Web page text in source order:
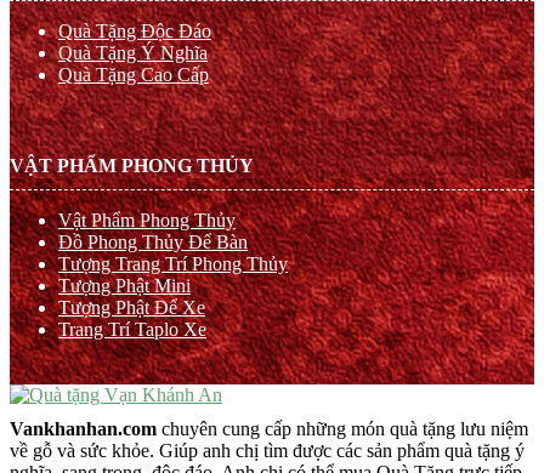
Quà Tặng Độc Đáo
Quà Tặng Ý Nghĩa
Quà Tặng Cao Cấp
VẬT PHẨM PHONG THỦY
Vật Phẩm Phong Thủy
Đồ Phong Thủy Để Bàn
Tượng Trang Trí Phong Thủy
Tượng Phật Mini
Tượng Phật Để Xe
Trang Trí Taplo Xe
Vankhanhan.com chuyên cung cấp những món quà tặng lưu niệm
về gỗ và sức khỏe. Giúp anh chị tìm được các sản phẩm quà tặng ý